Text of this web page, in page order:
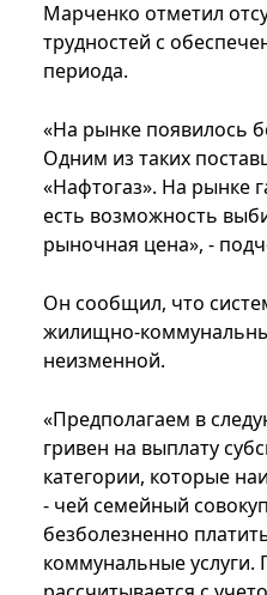
Марченко отметил
трудностей с
периода.
«На рынке появилось
Одним из таких
«Нафтогаз». На рынке
есть возможность
рыночная цена», -
Он сообщил, что
жилищно-
неизменной.
«Предполагаем в
гривен на выплату
категории, которые
- чей семейный
безболезненно
коммунальные услуги.